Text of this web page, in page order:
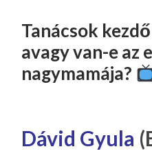
TARTALOMHOZ
Tanácsok
avagy van-e az
nagymamája?
Dávid Gyula